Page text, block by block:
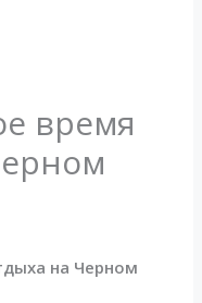
время
на Черном